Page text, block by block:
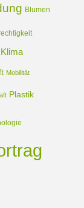
Blumen
Klima
Mobilität
Plastik